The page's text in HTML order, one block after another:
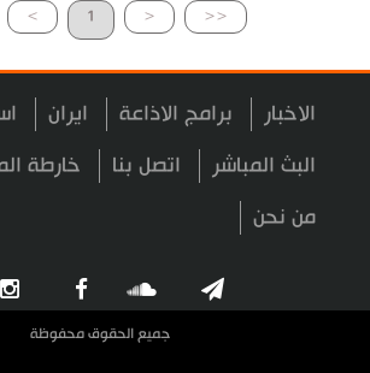
> 1 < <<
الاخبار برامج الاذاعة ايران
البث المباشر اتصل بنا خارطة
من نحن
جميع الحقوق محفوظة